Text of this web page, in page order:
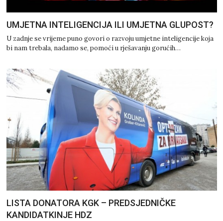
UMJETNA INTELIGENCIJA ILI UMJETNA GLUPOST?
U zadnje se vrijeme puno govori o razvoju umjetne inteligencije koja
bi nam trebala, nadamo se, pomoći u rješavanju gorućih…
LISTA DONATORA KGK – PREDSJEDNIČKE
KANDIDATKINJE HDZ